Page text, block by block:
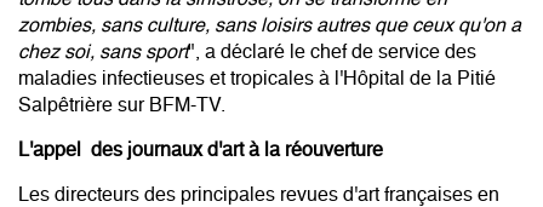
zombies, sans culture, sans loisirs autres que ceux qu'on a
chez soi, sans sport", a déclaré le chef de service des
maladies infectieuses et tropicales à l'Hôpital de la Pitié
Salpêtrière sur BFM-TV.
L'appel des journaux d'art à la réouverture
Les directeurs des principales revues d'art françaises en